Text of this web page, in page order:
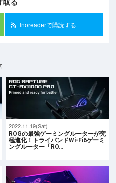
Inoreaderで購読する
2022.11.19(Sat)
ROGの最強ゲーミングルーターが究
極進化！トライバンドWi-Fi6ゲーミ
ングルーター「RO…